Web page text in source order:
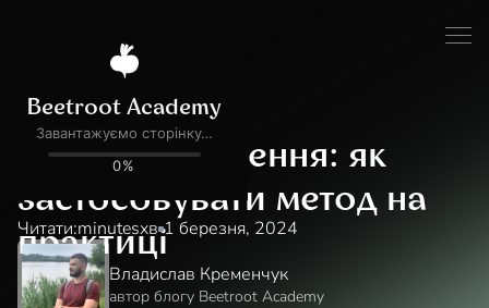
Блог Новини
Дизайн-мислення: як
застосовувати метод на
практиці
Читати:minutesхв 1 березня, 2024
Владислав Кременчук
автор блогу Beetroot Academy